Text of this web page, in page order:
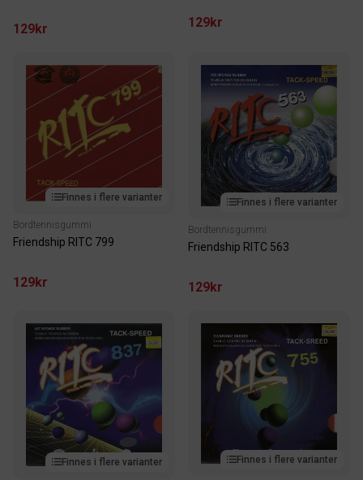
129kr 129kr
Finnes i flere varianter
Bordtennisgummi
Friendship RITC 799
129kr
Finnes i flere varianter
Bordtennisgummi
Friendship RITC 563
129kr
Finnes i flere varianter Finnes i flere varianter